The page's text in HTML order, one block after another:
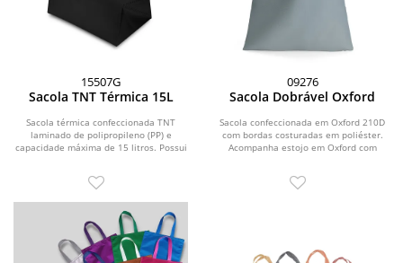
15507G
Sacola TNT Térmica 15L
Sacola térmica confeccionada TNT
laminado de polipropileno (PP) e
capacidade máxima de 15 litros. Possui
09276
Sacola Dobrável Oxford
Sacola confeccionada em Oxford 210D
com bordas costuradas em poliéster.
Acompanha estojo em Oxford com